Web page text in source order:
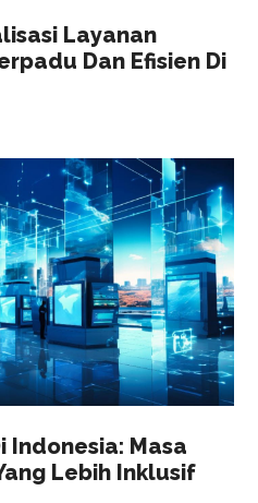
Layanan
Dan Efisien Di
Indonesia: Masa
Lebih Inklusif